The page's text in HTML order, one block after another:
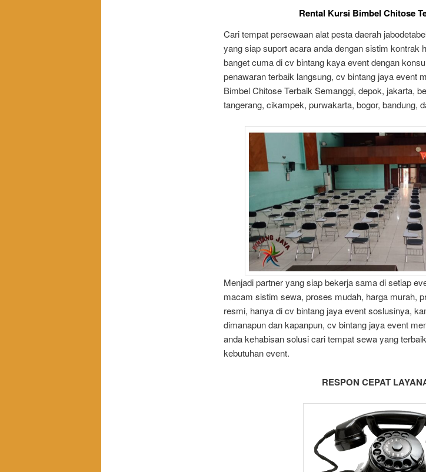
Rental Kursi Bimbel Chitose
Cari tempat persewaan alat pesta daerah
yang siap suport acara anda dengan sistim kontrak
banget cuma di cv bintang kaya event dengan
penawaran terbaik langsung, cv bintang jaya event
Bimbel Chitose Terbaik Semanggi, depok, jakarta,
tangerang, cikampek, purwakarta, bogor, bandung,
Menjadi partner yang siap bekerja sama di setiap
macam sistim sewa, proses mudah, harga murah,
resmi, hanya di cv bintang jaya event soslusinya,
dimanapun dan kapanpun, cv bintang jaya event
anda kehabisan solusi cari tempat sewa yang
kebutuhan event.
RESPON CEPAT